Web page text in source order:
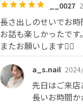
__0027
長さ出しのせいでお
お話も楽しかったです。
またお願いします🙇‍♂️
a_s.nail
先日はご来店
長いお時間